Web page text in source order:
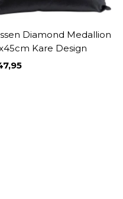
Diamond Medallion
Kare Design